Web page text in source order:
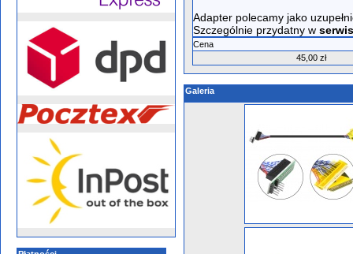
Adapter polecamy jako
Szczególnie przydatny w
Cena
45,00 zł
Galeria